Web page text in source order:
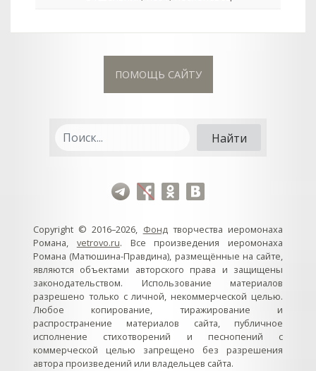
ПОМОЩЬ САЙТУ
Copyright © 2016–2026, Фондтворчества иеромонаха
Романа, vetrovo.ru. Все произведения иеромонаха
Романа (Матюшина-Правдина), размещённые на сайте,
являются объектами авторского права и защищены
законодательством. Использование материалов
разрешено только с личной, некоммерческой целью.
Любое копирование, тиражирование и
распространение материалов сайта, публичное
исполнение стихотворений и песнопений с
коммерческой целью запрещено без разрешения
автора произведений или владельцев сайта.